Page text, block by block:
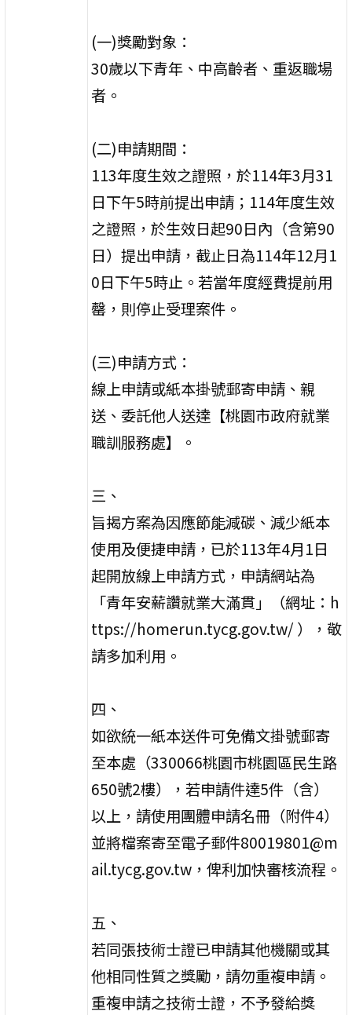
(一)獎勵對象：
30歲以下青年、中高齡者、重返職場
者。
(二)申請期間：
113年度生效之證照，於114年3月31
日下午5時前提出申請；114年度生效
之證照，於生效日起90日內（含第90
日）提出申請，截止日為114年12月1
0日下午5時止。若當年度經費提前用
罄，則停止受理案件。
(三)申請方式：
線上申請或紙本掛號郵寄申請、親
送、委託他人送達【桃園市政府就業
職訓服務處】。
三、
旨揭方案為因應節能減碳、減少紙本
使用及便捷申請，已於113年4月1日
起開放線上申請方式，申請網站為
「青年安薪讚就業大滿貫」（網址：h
ttps://homerun.tycg.gov.tw/ ），敬
請多加利用。
四、
如欲統一紙本送件可免備文掛號郵寄
至本處（330066桃園市桃園區民生路
650號2樓），若申請件達5件（含）
以上，請使用團體申請名冊（附件4）
並將檔案寄至電子郵件80019801@m
ail.tycg.gov.tw，俾利加快審核流程。
五、
若同張技術士證已申請其他機關或其
他相同性質之獎勵，請勿重複申請。
重複申請之技術士證，不予發給獎